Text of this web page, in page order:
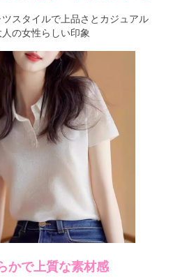
スタイルで上品さとカジュアル
の女性らしい印象
かで上質な素材感